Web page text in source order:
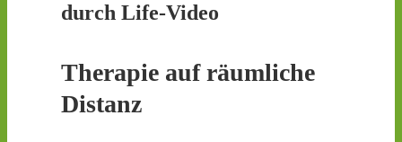
durch Life-Video
Therapie auf räumliche
Distanz